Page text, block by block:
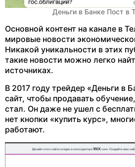
Деньги в Банке Пост в
Основной контент на канале в
мировые новости
Никакой уникальности в этих
такие новости можно легко
источниках.
В 2017 году трейдер «Деньги в
сайт, чтобы продавать
стал. Он даже не ушел с
нет кнопки «купить курс»,
работают.